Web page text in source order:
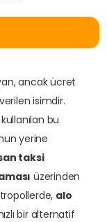
ancak ücret
isimdir.
bu
yerine
taksi
üzerinden
alo
bir alternatif